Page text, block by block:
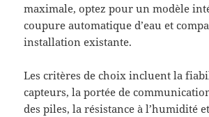
maximale, optez pour un modèle
coupure automatique d’eau et
installation existante.
Les critères de choix incluent la
capteurs, la portée de
des piles, la résistance à l’humidité